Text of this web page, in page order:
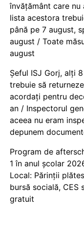
învățământ care nu
lista acestora
până pe 7 august,
august / Toate
august
Șeful ISJ Gorj, alți
trebuie să
acordați pentru
an / Inspectorul
aceea nu eram
depunem
Program de
1 în anul școlar
Local: Părinții
bursă socială,
gratuit